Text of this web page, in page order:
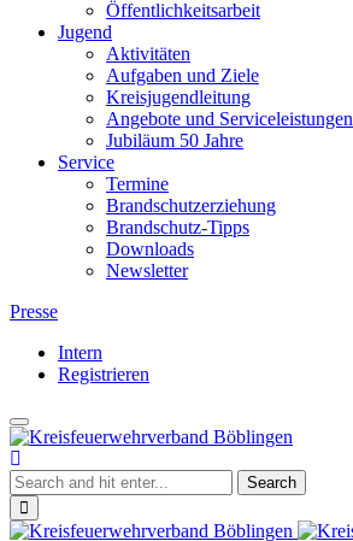
Öffentlichkeitsarbeit
Jugend
Aktivitäten
Aufgaben und Ziele
Kreisjugendleitung
Angebote und Serviceleistungen
Jubiläum 50 Jahre
Service
Termine
Brandschutzerziehung
Brandschutz-Tipps
Downloads
Newsletter
Presse
Intern
Registrieren
Toggle
navigation